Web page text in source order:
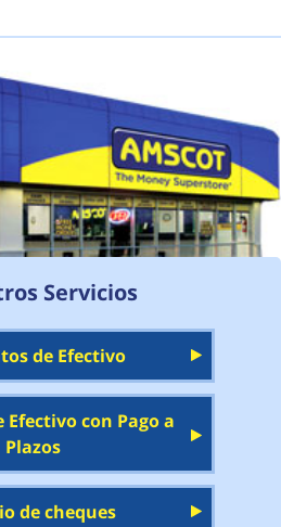
Servicios
de Efectivo
con Pago a
Plazos
de cheques